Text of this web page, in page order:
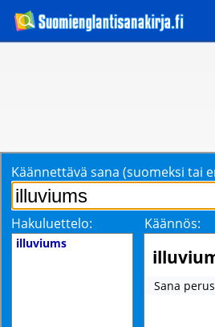
Käännettävä sana (suomeksi tai
Hakuluettelo: Käännös:
illuviums
Sana